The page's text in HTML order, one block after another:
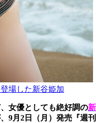
場した新谷姫加
女優としても絶好調の新
9月2日（月）発売『週刊